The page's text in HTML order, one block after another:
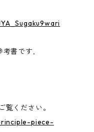
書です．
覧ください。
piece-